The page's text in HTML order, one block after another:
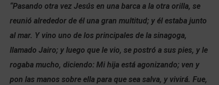
“Pasando otra vez Jesús en una barca a la otra orilla, se
reunió alrededor de él una gran multitud; y él estaba junto
al mar. Y vino uno de los principales de la sinagoga,
llamado Jairo; y luego que le vio, se postró a sus pies, y le
rogaba mucho, diciendo: Mi hija está agonizando; ven y
pon las manos sobre ella para que sea salva, y vivirá. Fue,